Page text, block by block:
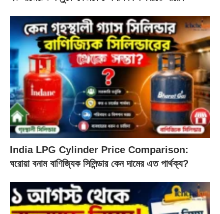
India LPG Cylinder Price Comparison:
ঘরোয়া বনাম বাণিজ্যিক সিলিন্ডার কেন দামের এত পার্থক্য?